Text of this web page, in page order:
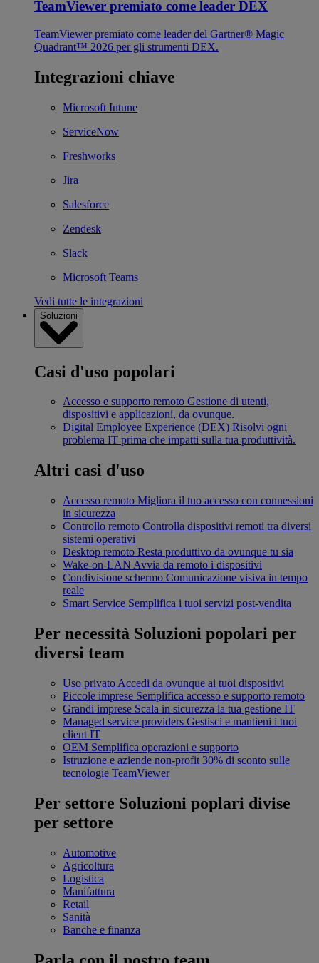
TeamViewer premiato come leader DEX
TeamViewer premiato come leader del Gartner® Magic
Quadrant™ 2026 per gli strumenti DEX.
Integrazioni chiave
Microsoft Intune
ServiceNow
Freshworks
Jira
Salesforce
Zendesk
Slack
Microsoft Teams
Vedi tutte le integrazioni
Soluzioni
Casi d'uso popolari
Accesso e supporto remoto Gestione di utenti,
dispositivi e applicazioni, da ovunque.
Digital Employee Experience (DEX) Risolvi ogni
problema IT prima che impatti sulla tua produttività.
Altri casi d'uso
Accesso remoto Migliora il tuo accesso con connessioni
in sicurezza
Controllo remoto Controlla dispositivi remoti tra diversi
sistemi operativi
Desktop remoto Resta produttivo da ovunque tu sia
Wake-on-LAN Avvia da remoto i dispositivi
Condivisione schermo Comunicazione visiva in tempo
reale
Smart Service Semplifica i tuoi servizi post-vendita
Per necessità Soluzioni popolari per
diversi team
Uso privato Accedi da ovunque ai tuoi dispositivi
Piccole imprese Semplifica accesso e supporto remoto
Grandi imprese Scala in sicurezza la tua gestione IT
Managed service providers Gestisci e mantieni i tuoi
client IT
OEM Semplifica operazioni e supporto
Istruzione e aziende non-profit 30% di sconto sulle
tecnologie TeamViewer
Per settore Soluzioni poplari divise
per settore
Automotive
Agricoltura
Logistica
Manifattura
Retail
Sanità
Banche e finanza